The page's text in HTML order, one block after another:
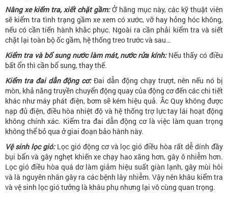
Nâng xe kiểm tra, xiết chặt gầm:Ở hãng mục này, các kỹ thuật viên
sẽ kiểm tra tình trạng gầm xe xem có xước, vỡ hay hỏng hóc không,
nếu có cần tiến hành khắc phục. Ngoài ra cần phải kiểm tra và siết
chặt lại toàn bộ ốc gầm, hệ thống treo trước và sau…
Kiểm tra và bổ sung nước làm mát, nước rửa kính: Nếu thấy có điều
bất ổn thì cần bổ sung, thay thế.
Kiểm tra đai dẫn động cơ:Ðai dẫn động chạy trượt, nên nếu nó bị
mòn, khả năng truyền chuyển động quay của động cơ đến các chi tiết
khác như máy phát điện, bơm sẽ kém hiệu quả. Ắc Quy không được
nạp đủ điện, điều hòa nhiệt độ và hệ thống trợ lực tay lái hoạt động
không chính xác. Kiểm tra đai dẫn động cơ là việc làm quan trọng
không thể bỏ qua ở giai đoạn bảo hành này.
Vệ sinh lọc gió: Lọc gió động cơ và lọc gió điều hòa rất dễ dính đầy
bụi bẩn và gây nghẹt khiến xe chạy hao xăng hơn, gây ô nhiễm hơn.
Lọc gió điều hòa quá dơ làm giảm hiệu suất giàn lạnh, gây mùi hôi
và là nguyên nhân gây ra các bệnh lây nhiễm. Vậy nên khâu kiểm tra
và vệ sinh lọc gió tưởng là khâu phụ nhưng lại vô cùng quan trọng.